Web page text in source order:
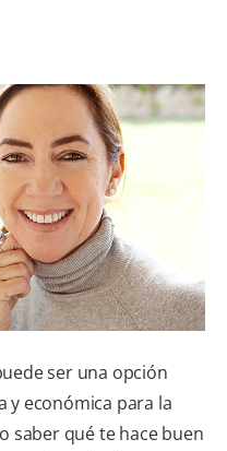
PARA PROFESIONALES
DONDE COMPRAR
PY (ES)
ser una opción
y económica para la
saber qué te hace buen